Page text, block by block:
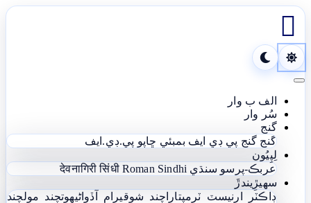

Toggle navigation
الف ب وار
سُر وار
گنج
گنج گنج پي ڊي ايف بمبئي ڇاپو پي.ڊي.ايف
لِپِيُون
عربڪ-پرسو سنڌي
देवनागिरी सिंधी Roman Sindhi
سھيڙِيندڙَ
ڊاڪٽر ارنيسٽ ٽرمپتاراچند شوقيرام آڏواڻيھوتچند مولچند